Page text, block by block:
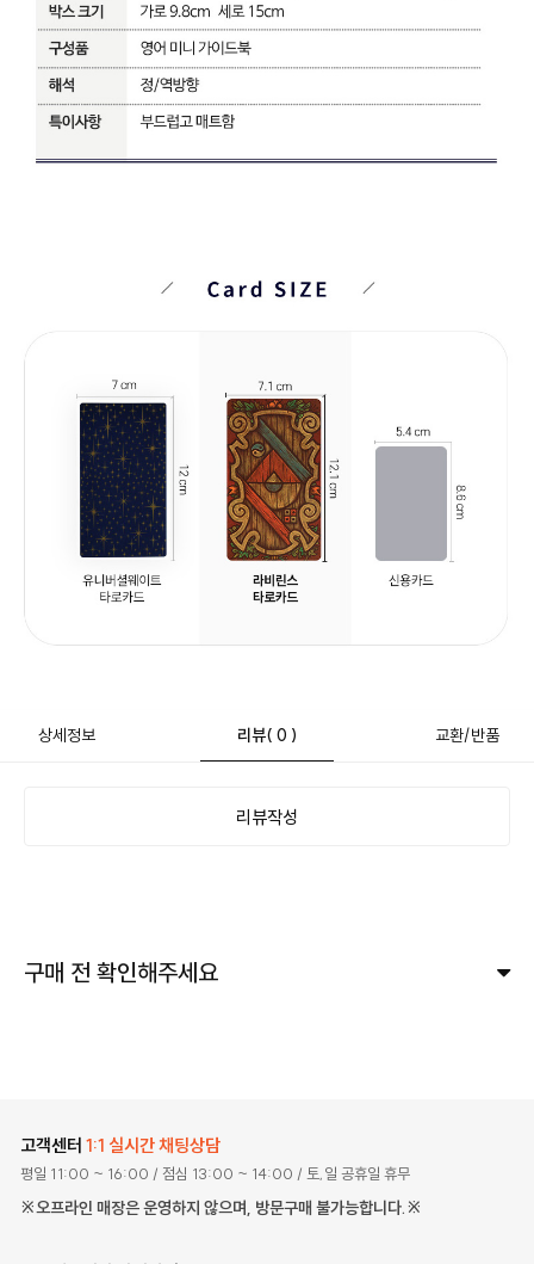
상세정보 리뷰( 0 ) 교환/반품
리뷰작성
구매 전 확인해주세요
고객센터 1:1 실시간 채팅상담
평일 11:00 ~ 16:00 / 점심 13:00 ~ 14:00 / 토,일 공휴일 휴무
※오프라인 매장은 운영하지 않으며, 방문구매 불가능합니다.※